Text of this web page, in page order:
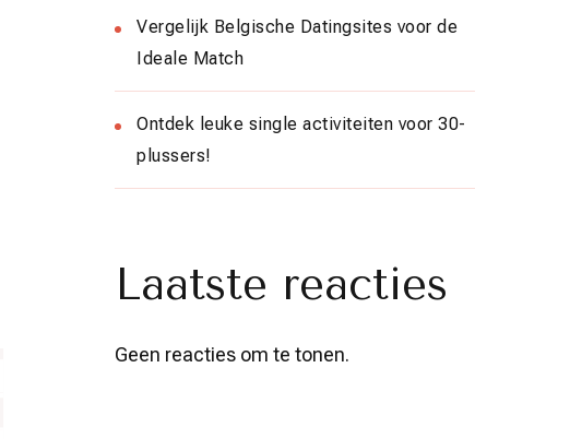
Vergelijk Belgische Datingsites voor de
Ideale Match
Ontdek leuke single activiteiten voor 30-
plussers!
Laatste reacties
Geen reacties om te tonen.